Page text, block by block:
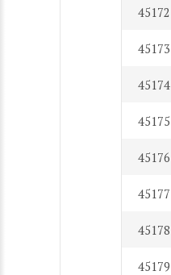
45172
45173
45174
45175
45176
45177
45178
45179